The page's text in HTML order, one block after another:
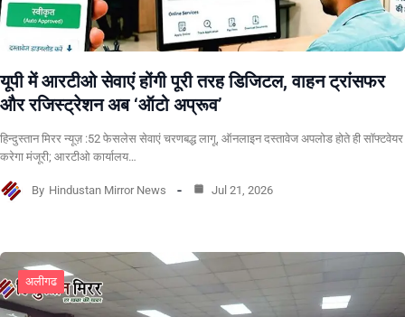
यूपी में आरटीओ सेवाएं होंगी पूरी तरह डिजिटल, वाहन ट्रांसफर
और रजिस्ट्रेशन अब ‘ऑटो अप्रूव’
हिन्दुस्तान मिरर न्यूज़ :52 फेसलेस सेवाएं चरणबद्ध लागू, ऑनलाइन दस्तावेज अपलोड होते ही सॉफ्टवेयर
करेगा मंजूरी; आरटीओ कार्यालय…
By Hindustan Mirror News Jul 21, 2026
अलीगढ